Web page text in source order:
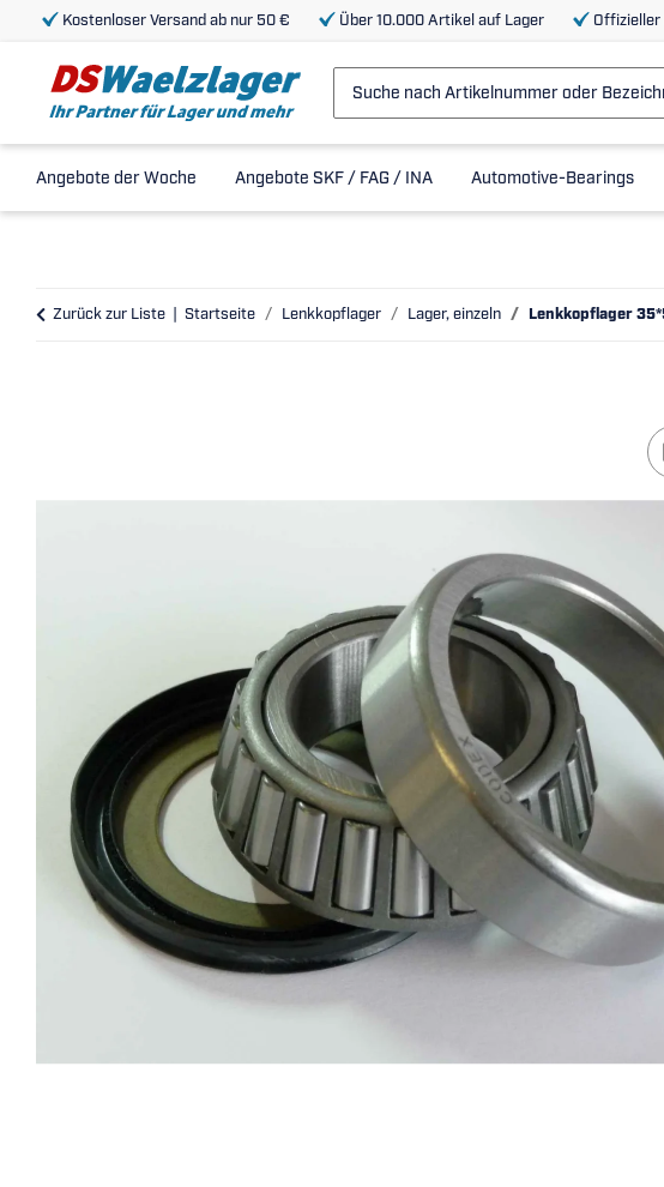
Kostenloser Versand ab nur 50 € Über 10.000 Artikel auf Lager Offizieller
Angebote der Woche Angebote SKF / FAG / INA Automotive-Bearings
Zurück zur Liste Startseite Lenkkopflager Lager, einzeln Lenkkopflager